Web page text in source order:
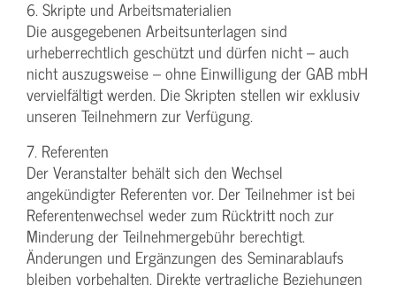
6. Skripte und Arbeitsmaterialien
Die ausgegebenen Arbeitsunterlagen sind
urheberrechtlich geschützt und dürfen nicht – auch
nicht auszugsweise – ohne Einwilligung der GAB mbH
vervielfältigt werden. Die Skripten stellen wir exklusiv
unseren Teilnehmern zur Verfügung.
7. Referenten
Der Veranstalter behält sich den Wechsel
angekündigter Referenten vor. Der Teilnehmer ist bei
Referentenwechsel weder zum Rücktritt noch zur
Minderung der Teilnehmergebühr berechtigt.
Änderungen und Ergänzungen des Seminarablaufs
bleiben vorbehalten. Direkte vertragliche Beziehungen